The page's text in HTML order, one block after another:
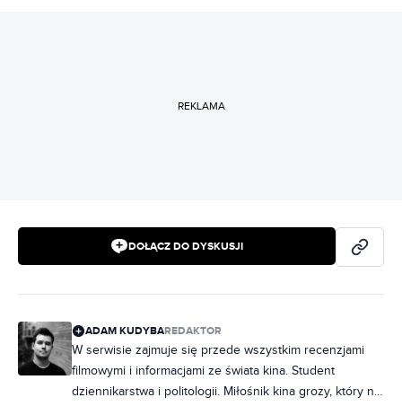
REKLAMA
DOŁĄCZ DO DYSKUSJI
ADAM KUDYBAREDAKTOR
W serwisie zajmuje się przede wszystkim recenzjami
filmowymi i informacjami ze świata kina. Student
dziennikarstwa i politologii. Miłośnik kina grozy, który na